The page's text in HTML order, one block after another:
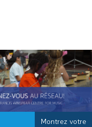
Montrez votre